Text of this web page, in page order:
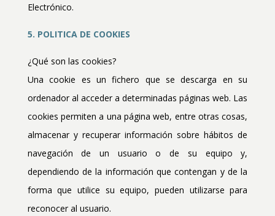
Electrónico.
5. POLITICA DE COOKIES
¿Qué son las cookies?
Una cookie es un fichero que se descarga en su
ordenador al acceder a determinadas páginas web. Las
cookies permiten a una página web, entre otras cosas,
almacenar y recuperar información sobre hábitos de
navegación de un usuario o de su equipo y,
dependiendo de la información que contengan y de la
forma que utilice su equipo, pueden utilizarse para
reconocer al usuario.